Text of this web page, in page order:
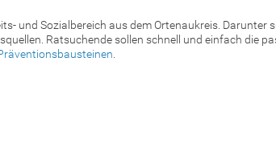
und Sozialbereich aus dem Ortenaukreis.
Ratsuchende sollen schnell und einfach die